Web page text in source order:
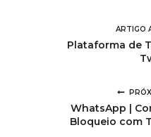
ARTIGO
Plataforma de
WhatsApp |
Bloqueio com